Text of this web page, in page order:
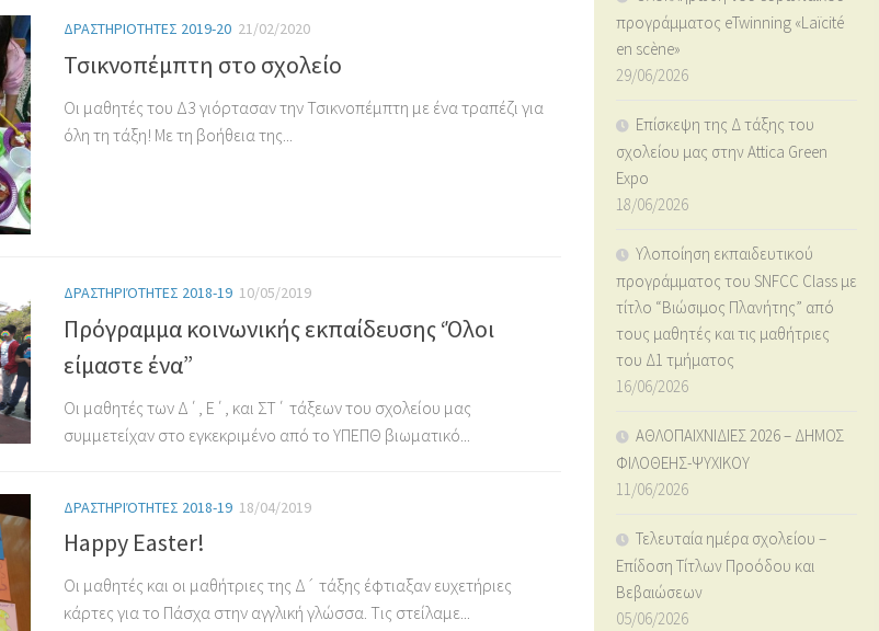
ΔΡΑΣΤΗΡΙΟΤΗΤΕΣ 2019-20 21/02/2020
Τσικνοπέμπτη στο σχολείο
Οι μαθητές του Δ3 γιόρτασαν την Τσικνοπέμπτη με ένα τραπέζι για
όλη τη τάξη! Με τη βοήθεια της...
ΔΡΑΣΤΗΡΙΌΤΗΤΕΣ 2018-19 10/05/2019
Πρόγραμμα κοινωνικής εκπαίδευσης ‘Όλοι
είμαστε ένα”
Οι μαθητές των Δ΄, Ε΄, και ΣΤ΄ τάξεων του σχολείου μας
συμμετείχαν στο εγκεκριμένο από το ΥΠΕΠΘ βιωματικό...
ΔΡΑΣΤΗΡΙΌΤΗΤΕΣ 2018-19 18/04/2019
Happy Easter!
Οι μαθητές και οι μαθήτριες της Δ´ τάξης έφτιαξαν ευχετήριες
κάρτες για το Πάσχα στην αγγλική γλώσσα. Τις στείλαμε...
προγράμματος eTwinning «Laïcité
en scène»
29/06/2026
Επίσκεψη της Δ τάξης του
σχολείου μας στην Attica Green
Expo
18/06/2026
Υλοποίηση εκπαιδευτικού
προγράμματος του SNFCC Class με
τίτλο “Βιώσιμος Πλανήτης” από
τους μαθητές και τις μαθήτριες
του Δ1 τμήματος
16/06/2026
ΑΘΛΟΠΑΙΧΝΙΔΙΕΣ 2026 – ΔΗΜΟΣ
ΦΙΛΟΘΕΗΣ-ΨΥΧΙΚΟΥ
11/06/2026
Τελευταία ημέρα σχολείου –
Επίδοση Τίτλων Προόδου και
Βεβαιώσεων
05/06/2026